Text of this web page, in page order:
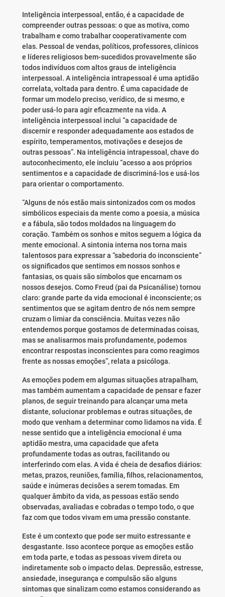
Inteligência interpessoal, então, é a capacidade de
compreender outras pessoas: o que as motiva, como
trabalham e como trabalhar cooperativamente com
elas. Pessoal de vendas, políticos, professores, clínicos
e líderes religiosos bem-sucedidos provavelmente são
todos indivíduos com altos graus de inteligência
interpessoal. A inteligência intrapessoal é uma aptidão
correlata, voltada para dentro. É uma capacidade de
formar um modelo preciso, verídico, de si mesmo, e
poder usá-lo para agir eficazmente na vida. A
inteligência interpessoal inclui “a capacidade de
discernir e responder adequadamente aos estados de
espírito, temperamentos, motivações e desejos de
outras pessoas”. Na inteligência intrapessoal, chave do
autoconhecimento, ele incluiu “acesso a aos próprios
sentimentos e a capacidade de discriminá-los e usá-los
para orientar o comportamento.
“Alguns de nós estão mais sintonizados com os modos
simbólicos especiais da mente como a poesia, a música
e a fábula, são todos moldados na linguagem do
coração. Também os sonhos e mitos seguem a lógica da
mente emocional. A sintonia interna nos torna mais
talentosos para expressar a “sabedoria do inconsciente”
os significados que sentimos em nossos sonhos e
fantasias, os quais são símbolos que encarnam os
nossos desejos. Como Freud (pai da Psicanálise) tornou
claro: grande parte da vida emocional é inconsciente; os
sentimentos que se agitam dentro de nós nem sempre
cruzam o limiar da consciência. Muitas vezes não
entendemos porque gostamos de determinadas coisas,
mas se analisarmos mais profundamente, podemos
encontrar respostas inconscientes para como reagimos
frente as nossas emoções”, relata a psicóloga.
As emoções podem em algumas situações atrapalham,
mas também aumentam a capacidade de pensar e fazer
planos, de seguir treinando para alcançar uma meta
distante, solucionar problemas e outras situações, de
modo que venham a determinar como lidamos na vida. É
nesse sentido que a inteligência emocional é uma
aptidão mestra, uma capacidade que afeta
profundamente todas as outras, facilitando ou
interferindo com elas. A vida é cheia de desafios diários:
metas, prazos, reuniões, família, filhos, relacionamentos,
saúde e inúmeras decisões a serem tomadas. Em
qualquer âmbito da vida, as pessoas estão sendo
observadas, avaliadas e cobradas o tempo todo, o que
faz com que todos vivam em uma pressão constante.
Este é um contexto que pode ser muito estressante e
desgastante. Isso acontece porque as emoções estão
em toda parte, e todas as pessoas vivem direta ou
indiretamente sob o impacto delas. Depressão, estresse,
ansiedade, insegurança e compulsão são alguns
sintomas que sinalizam como estamos considerando as